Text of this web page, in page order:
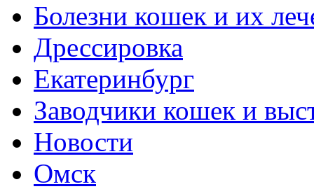
Болезни кошек и их
Дрессировка
Екатеринбург
Заводчики кошек и
Новости
Омск